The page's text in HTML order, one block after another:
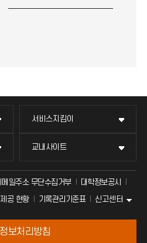
서비스지킴이
교내사이트
메일주소 무단수집거부
대학정보공시
공 현황
기록관리기준표 신고센터
보처리방침